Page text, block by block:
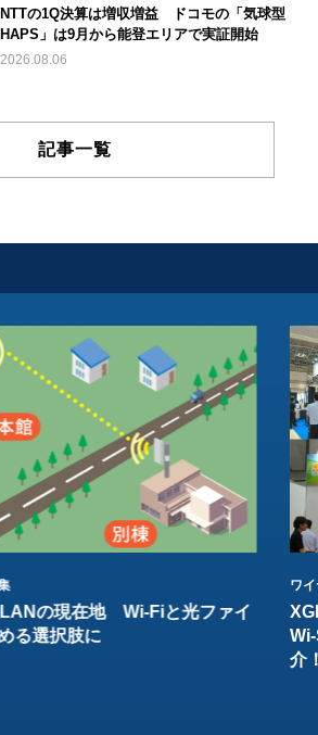
NTTの1Q決算は増収増益 ドコモの「気球型
HAPS」は9月から能登エリアで実証開始
2026.08.06
記事一覧
の現在地 Wi-Fiと光ファイ
る選択肢に
ワ
介